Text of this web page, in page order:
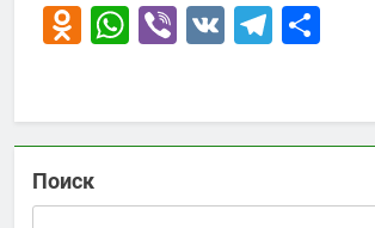
Odnoklassniki
WhatsApp
Viber
VK
Поиск